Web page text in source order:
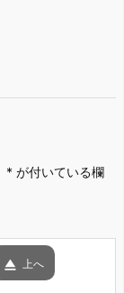
* が付いている欄
 上へ